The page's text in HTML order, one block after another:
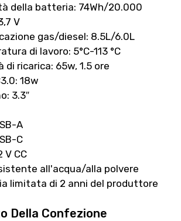
della batteria: 74Wh/20.000
V
gas/diesel: 8.5L/6.0L
di lavoro: 5°C-113 °C
di ricarica: 65w, 1.5 ore
18w
3.3″
A
C
V CC
all'acqua/alla polvere
limitata di 2 anni del produttore
Della Confezione